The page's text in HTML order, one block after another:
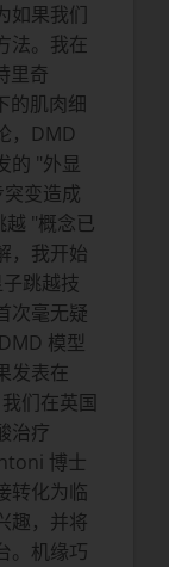
如果我们
法。我在
里奇
的肌肉细
，DMD
的 "外显
变造成
越 "概念已
，我开始
跳越技
次毫无疑
模型
发表在
们在英国
治疗
博士
转化为临
趣，并将
。机缘巧